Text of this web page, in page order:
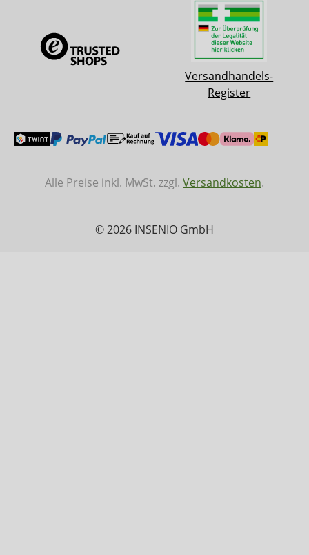
Versandhandels-
Register
Alle Preise inkl. MwSt. zzgl. Versandkosten.
© 2026 INSENIO GmbH